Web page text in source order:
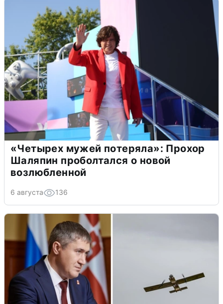
«Четырех мужей потеряла»: Прохор
Шаляпин проболтался о новой
возлюбленной
6 августа 136